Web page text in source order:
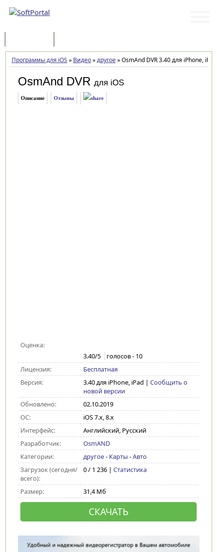
Программы для iOS » Видео»другое»OsmAnd DVR 3.40 для iPhone, iPad
OsmAnd DVR для iOS
Описание Отзывы
Оценка:
3.40/5 голосов - 10
Лицензия:
Бесплатная
Версия:
3.40 для iPhone, iPad | Сообщить о
новой версии
Обновлено:
02.10.2019
ОС:
iOS 7.x, 8.x
Интерфейс:
Английский, Русский
Разработчик:
OsmAND
Категории:
другое- Карты -Авто
Загрузок (сегодня/
всего):
0 / 1 236 | Статистика
Размер: 31,4 Мб
СКАЧАТЬ